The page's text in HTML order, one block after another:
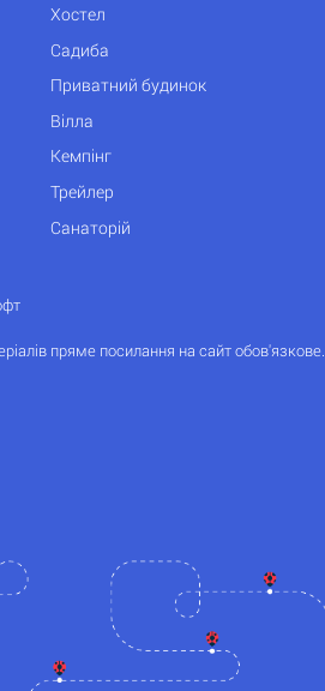
Хостел
Садиба
Приватний будинок
Вілла
Кемпінг
Трейлер
Санаторій
пряме посилання на сайт обов'язкове.